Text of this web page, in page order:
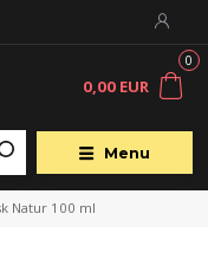
Menu
0
0,00 EUR
Natur 100 ml